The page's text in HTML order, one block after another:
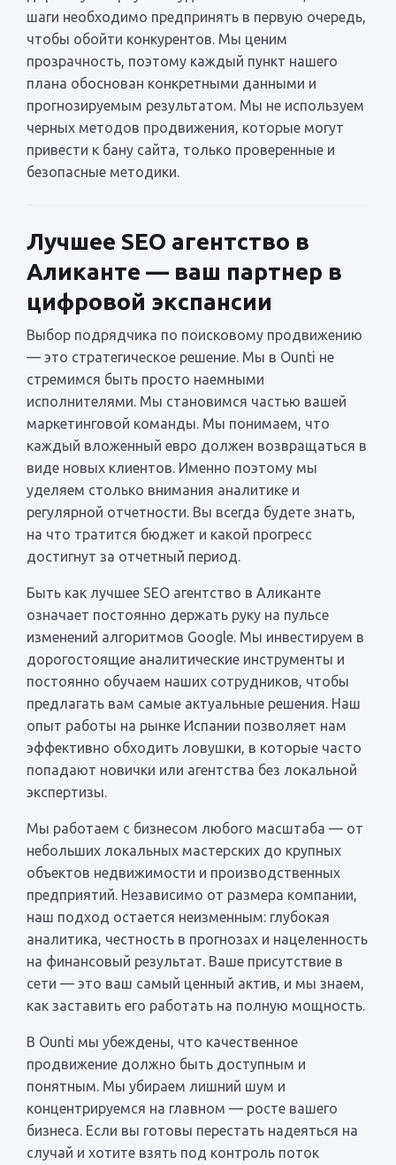
шаги необходимо предпринять в первую очередь,
чтобы обойти конкурентов. Мы ценим
прозрачность, поэтому каждый пункт нашего
плана обоснован конкретными данными и
прогнозируемым результатом. Мы не используем
черных методов продвижения, которые могут
привести к бану сайта, только проверенные и
безопасные методики.
Лучшее SEO агентство в
Аликанте — ваш партнер в
цифровой экспансии
Выбор подрядчика по поисковому продвижению
— это стратегическое решение. Мы в Ounti не
стремимся быть просто наемными
исполнителями. Мы становимся частью вашей
маркетинговой команды. Мы понимаем, что
каждый вложенный евро должен возвращаться в
виде новых клиентов. Именно поэтому мы
уделяем столько внимания аналитике и
регулярной отчетности. Вы всегда будете знать,
на что тратится бюджет и какой прогресс
достигнут за отчетный период.
Быть как лучшее SEO агентство в Аликанте
означает постоянно держать руку на пульсе
изменений алгоритмов Google. Мы инвестируем в
дорогостоящие аналитические инструменты и
постоянно обучаем наших сотрудников, чтобы
предлагать вам самые актуальные решения. Наш
опыт работы на рынке Испании позволяет нам
эффективно обходить ловушки, в которые часто
попадают новички или агентства без локальной
экспертизы.
Мы работаем с бизнесом любого масштаба — от
небольших локальных мастерских до крупных
объектов недвижимости и производственных
предприятий. Независимо от размера компании,
наш подход остается неизменным: глубокая
аналитика, честность в прогнозах и нацеленность
на финансовый результат. Ваше присутствие в
сети — это ваш самый ценный актив, и мы знаем,
как заставить его работать на полную мощность.
В Ounti мы убеждены, что качественное
продвижение должно быть доступным и
понятным. Мы убираем лишний шум и
концентрируемся на главном — росте вашего
бизнеса. Если вы готовы перестать надеяться на
случай и хотите взять под контроль поток